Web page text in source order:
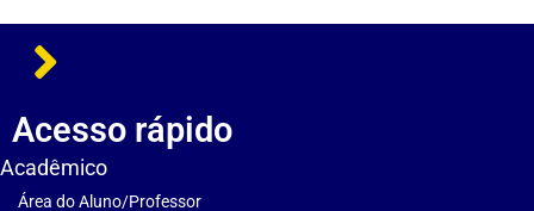
Acesso rápido
Acadêmico
Área do Aluno/Professor